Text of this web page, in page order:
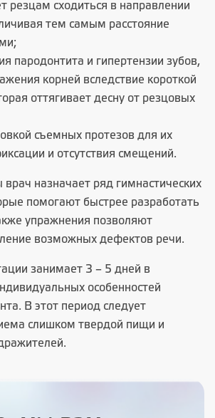
резцам сходиться в направлении
тем самым расстояние
пародонтита и гипертензии зубов,
корней вследствие короткой
оттягивает десну от резцовых
съемных протезов для их
и отсутствия смещений.
врач назначает ряд гимнастических
помогают быстрее разработать
упражнения позволяют
возможных дефектов речи.
занимает 3 – 5 дней в
особенностей
В этот период следует
слишком твердой пищи и